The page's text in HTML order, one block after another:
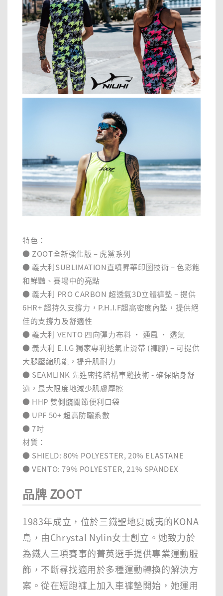
特色：
● ZOOT全新強化版 – 虎鯊系列
● 義大利SUBLIMATION直噴昇華印圖技術 – 色彩飽
和鮮豔、賽場中的亮點
● 義大利 PRO CARBON 超透氣3D立體褲墊 – 提供
6HR+ 超持久支撐力，P.H.I.F超高密度內墊，提供絕
佳的支撐力及舒適性
● 義大利 VENTO 四向彈力布料 ‧ 通風 ‧ 透氣
● 義大利 E.I.G 獨家專利透氣止滑帶 (褲腳) – 可提供
大腿壓縮肌能，提升肌耐力
● SEAMLINK 先進密拷結構車縫技術 - 確保貼身舒
適，最大限度地減少肌膚摩擦
● HHP 雙側髖關節便利口袋
● UPF 50+ 超高防曬系數
● 7吋
材質：
● SHIELD: 80% POLYESTER, 20% ELASTANE
● VENTO: 79% POLYESTER, 21% SPANDEX
品牌 ZOOT
1983年成立，位於三鐵聖地夏威夷的KONA
島，由Chrystal Nylin女士創立。她致力於
為鐵人三項賽事的菁英選手提供專業運動服
飾，不斷尋找適用於多種運動轉換的解決方
案。從在短跑褲上加入車褲墊開始，她運用